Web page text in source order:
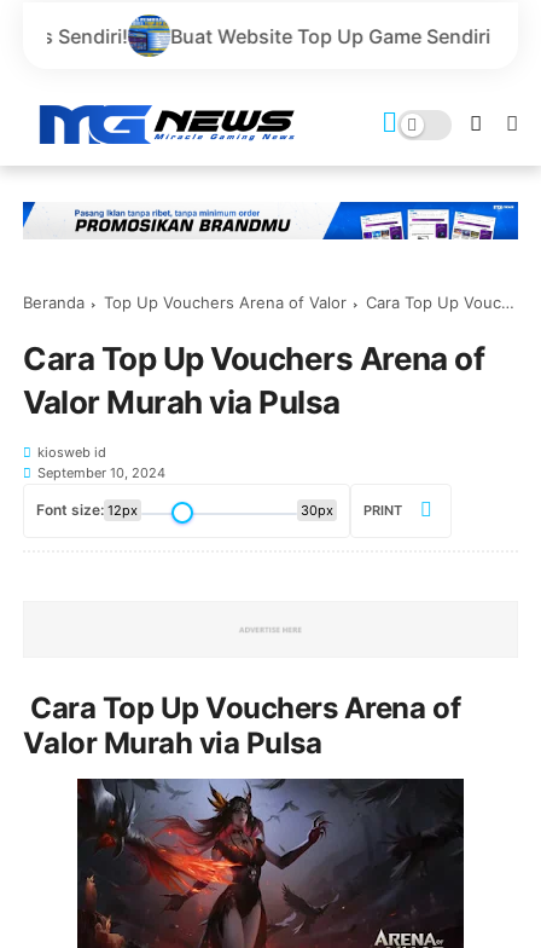
Buat Website Top Up Game Sendiri Gratis Domain
Beranda Top Up Vouchers Arena of Valor Cara Top Up Vouchers Arena of Valor Murah via Pulsa
Cara Top Up Vouchers Arena of
Valor Murah via Pulsa
kiosweb id
September 10, 2024
Font size: 12px 30px PRINT
Cara Top Up Vouchers Arena of
Valor Murah via Pulsa